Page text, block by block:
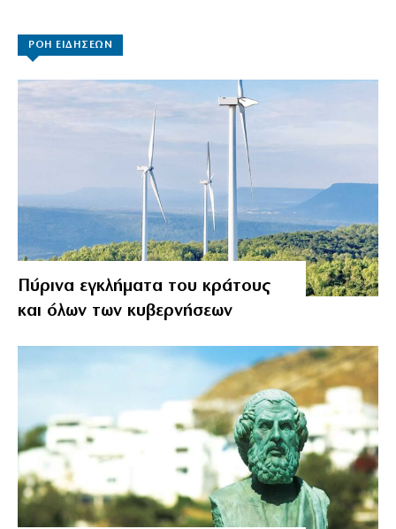
ΡΟΗ ΕΙΔΗΣΕΩΝ
Πύρινα εγκλήματα του κράτους
και όλων των κυβερνήσεων